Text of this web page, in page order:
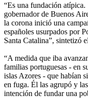
“Es una fundación
gobernador de Buenos
la corona inició una
españoles usurpados por
Santa Catalina”, sintetizó
“A medida que iba
familias portuguesas - en
islas Azores - que habían
en fuga. Él las agrupó y
intención de fundar una